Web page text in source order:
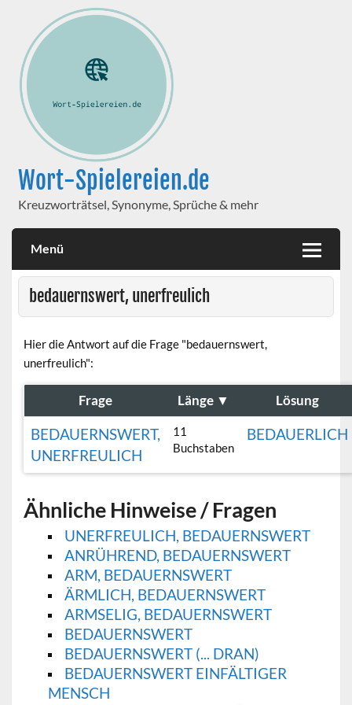
Wort-Spielereien.de
Kreuzworträtsel, Synonyme, Sprüche & mehr
Menü
bedauernswert, unerfreulich
Hier die Antwort auf die Frage "bedauernswert,
unerfreulich":
Frage Länge ▼ Lösung
BEDAUERNSWERT,
UNERFREULICH
11
Buchstaben
BEDAUERLICH
Ähnliche Hinweise / Fragen
UNERFREULICH, BEDAUERNSWERT
ANRÜHREND, BEDAUERNSWERT
ARM, BEDAUERNSWERT
ÄRMLICH, BEDAUERNSWERT
ARMSELIG, BEDAUERNSWERT
BEDAUERNSWERT
BEDAUERNSWERT (... DRAN)
BEDAUERNSWERT EINFÄLTIGER
MENSCH